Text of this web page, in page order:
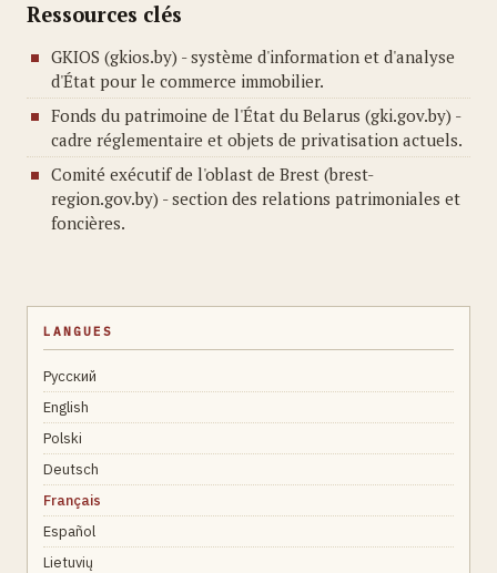
Ressources clés
GKIOS (gkios.by) - système d'information et d'analyse
d'État pour le commerce immobilier.
Fonds du patrimoine de l'État du Belarus (gki.gov.by) -
cadre réglementaire et objets de privatisation actuels.
Comité exécutif de l'oblast de Brest (brest-
region.gov.by) - section des relations patrimoniales et
foncières.
LANGUES
Русский
English
Polski
Deutsch
Français
Español
Lietuvių